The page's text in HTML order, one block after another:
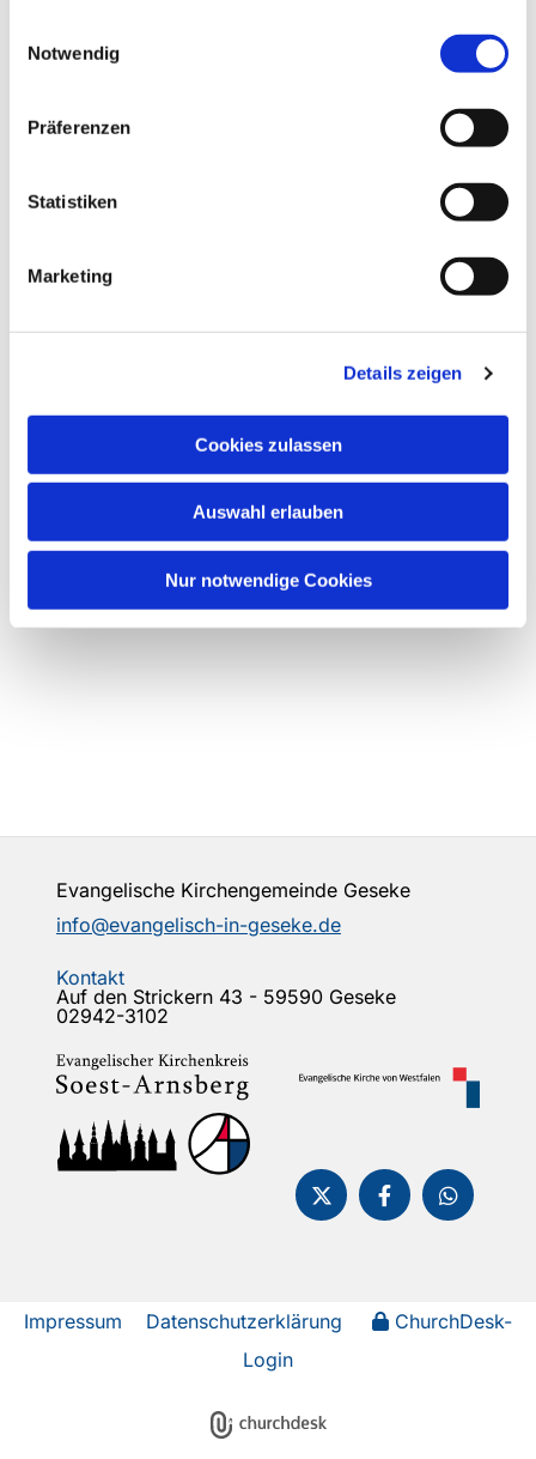
Notwendig
Präferenzen
Statistiken
Marketing
Details zeigen
Cookies zulassen
Auswahl erlauben
Nur notwendige Cookies
Evangelische Kirchengemeinde Geseke
info@evangelisch-in-geseke.de
Kontakt
Auf den Strickern 43 - 59590 Geseke
02942-3102
Impressum Datenschutzerklärung
ChurchDesk-
Login